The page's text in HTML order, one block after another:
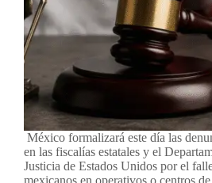
México formalizará este día las
en las fiscalías estatales y el
Justicia de Estados Unidos por el
mexicanos en operativos o centros